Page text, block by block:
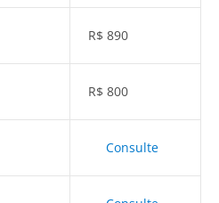
R$ 890
R$ 800
Consulte